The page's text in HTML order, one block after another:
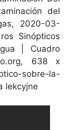
del
2020-03-
Sinópticos
| Cuadro
638 x
sobre-la-
lekcyjne